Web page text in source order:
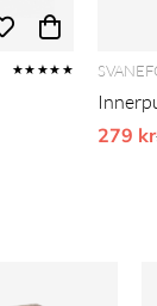
★★★★★
279 kr